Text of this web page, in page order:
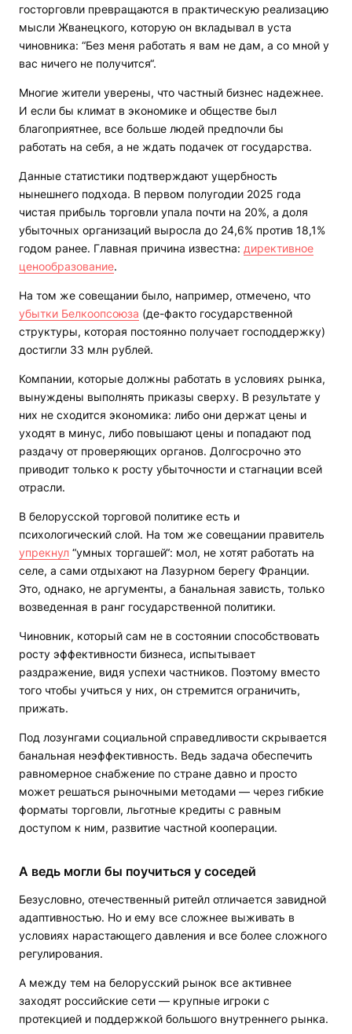
госторговли превращаются в практическую реализацию
мысли Жванецкого, которую он вкладывал в уста
чиновника: “Без меня работать я вам не дам, а со мной у
вас ничего не получится“.
Многие жители уверены, что частный бизнес надежнее.
И если бы климат в экономике и обществе был
благоприятнее, все больше людей предпочли бы
работать на себя, а не ждать подачек от государства.
Данные статистики подтверждают ущербность
нынешнего подхода. В первом полугодии 2025 года
чистая прибыль торговли упала почти на 20%, а доля
убыточных организаций выросла до 24,6% против 18,1%
годом ранее. Главная причина известна: директивное
ценообразование.
На том же совещании было, например, отмечено, что
убытки Белкоопсоюза (де-факто государственной
структуры, которая постоянно получает господдержку)
достигли 33 млн рублей.
Компании, которые должны работать в условиях рынка,
вынуждены выполнять приказы сверху. В результате у
них не сходится экономика: либо они держат цены и
уходят в минус, либо повышают цены и попадают под
раздачу от проверяющих органов. Долгосрочно это
приводит только к росту убыточности и стагнации всей
отрасли.
В белорусской торговой политике есть и
психологический слой. На том же совещании правитель
упрекнул “умных торгашей“: мол, не хотят работать на
селе, а сами отдыхают на Лазурном берегу Франции.
Это, однако, не аргументы, а банальная зависть, только
возведенная в ранг государственной политики.
Чиновник, который сам не в состоянии способствовать
росту эффективности бизнеса, испытывает
раздражение, видя успехи частников. Поэтому вместо
того чтобы учиться у них, он стремится ограничить,
прижать.
Под лозунгами социальной справедливости скрывается
банальная неэффективность. Ведь задача обеспечить
равномерное снабжение по стране давно и просто
может решаться рыночными методами — через гибкие
форматы торговли, льготные кредиты с равным
доступом к ним, развитие частной кооперации.
А ведь могли бы поучиться у соседей
Безусловно, отечественный ритейл отличается завидной
адаптивностью. Но и ему все сложнее выживать в
условиях нарастающего давления и все более сложного
регулирования.
А между тем на белорусский рынок все активнее
заходят российские сети — крупные игроки с
протекцией и поддержкой большого внутреннего рынка.